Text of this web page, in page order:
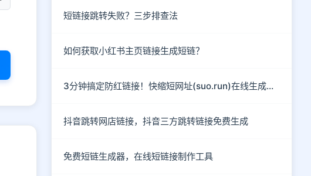
短链接跳转失败？三步排查法
如何获取小红书主页链接生成短链？
3分钟搞定防红链接！快缩短网址(suo.run)在线生成指南
抖音跳转网店链接，抖音三方跳转链接免费生成
免费短链生成器，在线短链接制作工具